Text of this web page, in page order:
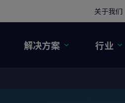
关于我们
解决方案 行业